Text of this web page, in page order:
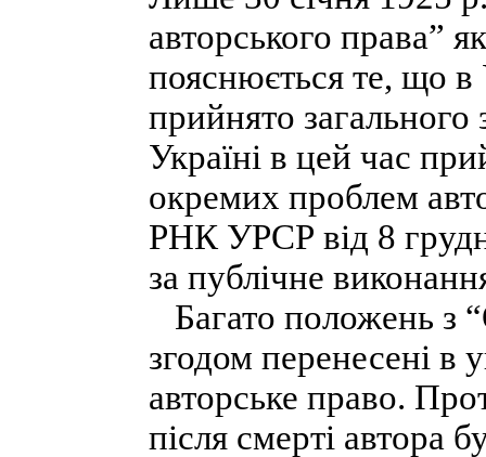
авторського права”
пояснюється те, що в
прийнято
Україні в цей час
окремих проблем
РНК УРСР від 8
за публічне
Багато положень з
згодом перенесені в
авторське право.
після смерті автора